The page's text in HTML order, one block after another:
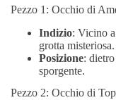
Pezzo 1: Occhio di
Indizio: Vicino
grotta misteriosa.
Posizione:
sporgente.
Pezzo 2: Occhio di